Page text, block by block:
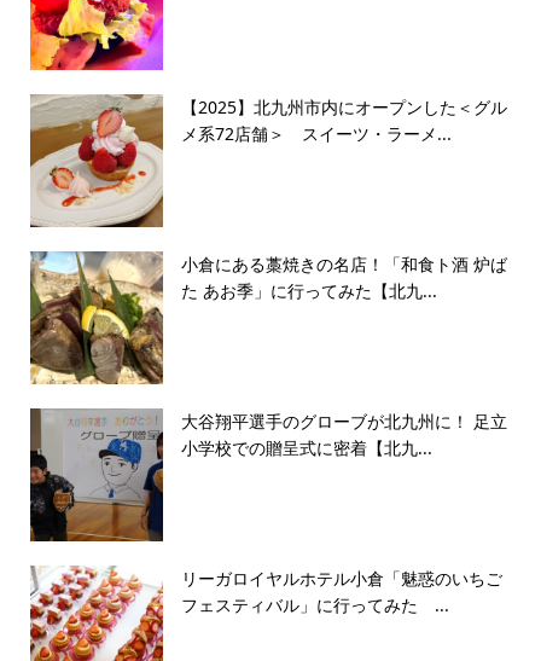
【2025】北九州市内にオープンした＜グル
メ系72店舗＞ スイーツ・ラーメ...
小倉にある藁焼きの名店！「和食ト酒 炉ば
た あお季」に行ってみた【北九...
大谷翔平選手のグローブが北九州に！ 足立
小学校での贈呈式に密着【北九...
リーガロイヤルホテル小倉「魅惑のいちご
フェスティバル」に行ってみた ...